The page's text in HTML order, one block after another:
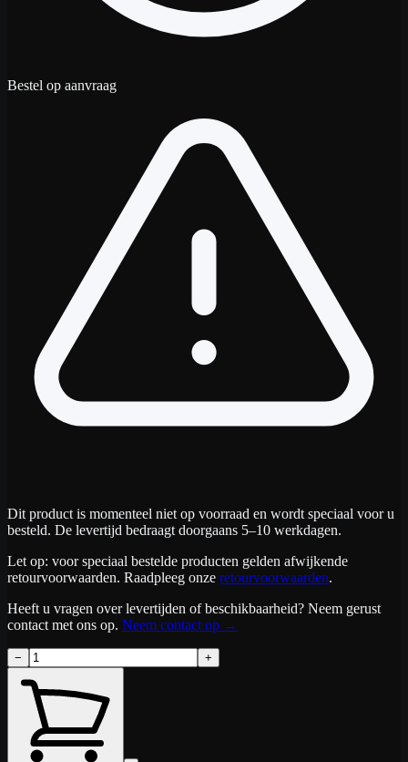
Bestel op aanvraag
Dit product is momenteel niet op voorraad en wordt speciaal voor u
besteld. De levertijd bedraagt doorgaans 5–10 werkdagen.
Let op: voor speciaal bestelde producten gelden afwijkende
retourvoorwaarden. Raadpleeg onze retourvoorwaarden.
Heeft u vragen over levertijden of beschikbaarheid? Neem gerust
contact met ons op. Neem contact op →
− +